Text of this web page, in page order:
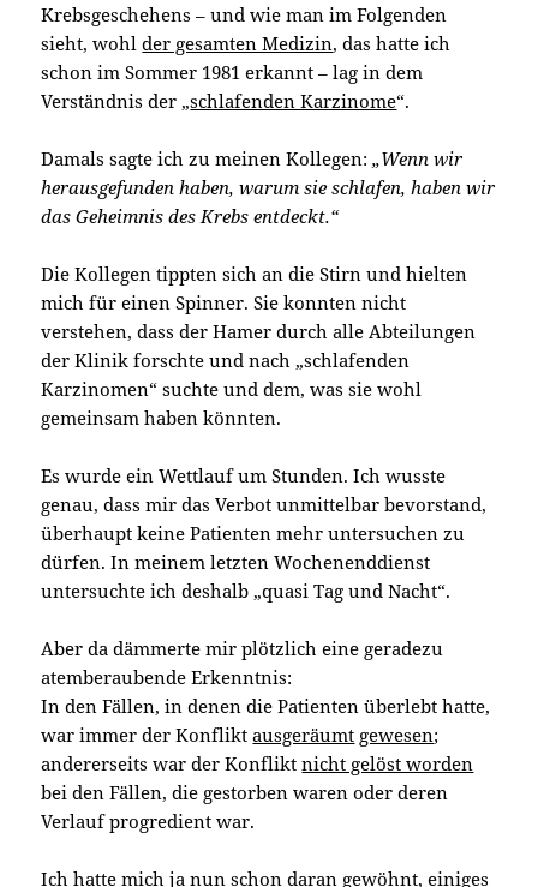
Krebsgeschehens – und wie man im Folgenden
sieht, wohlder gesamten Medizin, das hatte ich
schon im Sommer 1981 erkannt – lag in dem
Verständnis der „schlafenden Karzinome“.
Damals sagte ich zu meinen Kollegen:„Wenn wir
herausgefunden haben, warum sie schlafen, haben wir
das Geheimnis des Krebs entdeckt.“
Die Kollegen tippten sich an die Stirn und hielten
mich für einen Spinner. Sie konnten nicht
verstehen, dass der Hamer durch alle Abteilungen
der Klinik forschte und nach „schlafenden
Karzinomen“ suchte und dem, was sie wohl
gemeinsam haben könnten.
Es wurde ein Wettlauf um Stunden. Ich wusste
genau, dass mir das Verbot unmittelbar bevorstand,
überhaupt keine Patienten mehr untersuchen zu
dürfen. In meinem letzten Wochenenddienst
untersuchte ich deshalb „quasi Tag und Nacht“.
Aber da dämmerte mir plötzlich eine geradezu
atemberaubende Erkenntnis:
In den Fällen, in denen die Patienten überlebt hatte,
war immer der Konfliktausgeräumt gewesen;
andererseits war der Konfliktnicht gelöst worden
bei den Fällen, die gestorben waren oder deren
Verlauf progredient war.
Ich hatte mich ja nun schon daran gewöhnt, einiges